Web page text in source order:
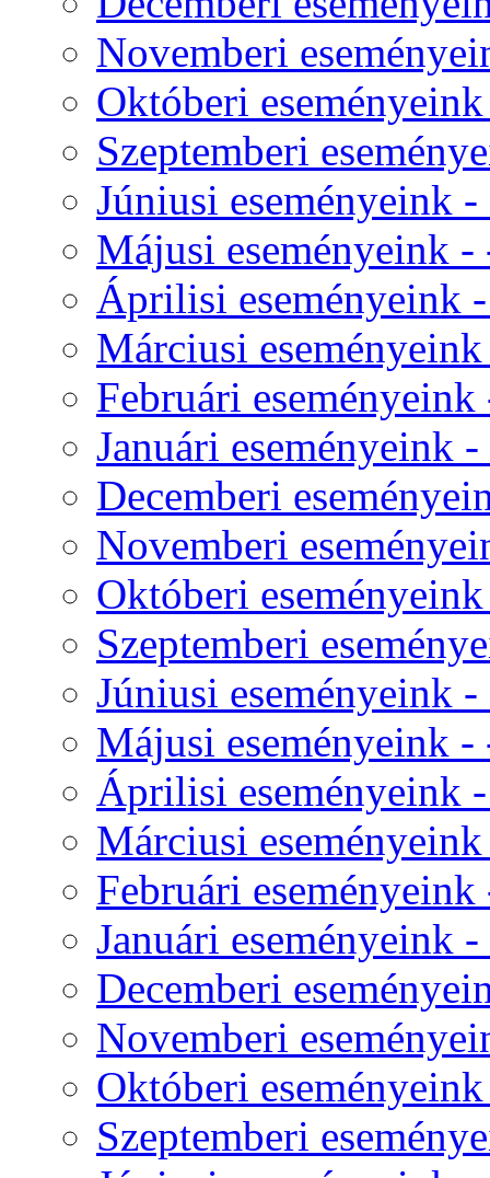
Novemberi
Októberi
Szeptemberi
Júniusi eseményeink
Májusi eseményeink
Áprilisi eseményeink
Márciusi
Februári
Januári eseményeink
Decemberi
Novemberi
Októberi
Szeptemberi
Júniusi eseményeink
Májusi eseményeink -
Áprilisi eseményeink
Márciusi
Februári
Januári eseményeink
Decemberi
Novemberi
Októberi
Szeptemberi